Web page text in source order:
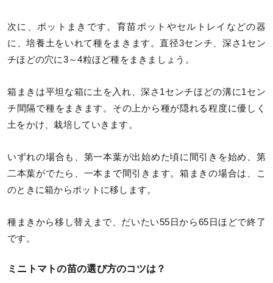
次に、ポットまきです。育苗ポットやセルトレイなどの器
に、培養土をいれて種をまきます。直径3センチ、深さ1セン
チほどの穴に3～4粒ほど種をまきましょう。
箱まきは平坦な箱に土を入れ、深さ1センチほどの溝に1セン
チ間隔で種をまきます。その上から種が隠れる程度に優しく
土をかけ、栽培していきます。
いずれの場合も、第一本葉が出始めた頃に間引きを始め、第
二本葉がでたら、一本まで間引きます。箱まきの場合は、こ
のときに箱からポットに移します。
種まきから移し替えまで、だいたい55日から65日ほどで終了
です。
ミニトマトの苗の選び方のコツは？